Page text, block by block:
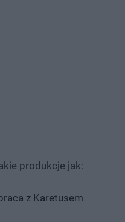
produkcje jak:
z Karetusem